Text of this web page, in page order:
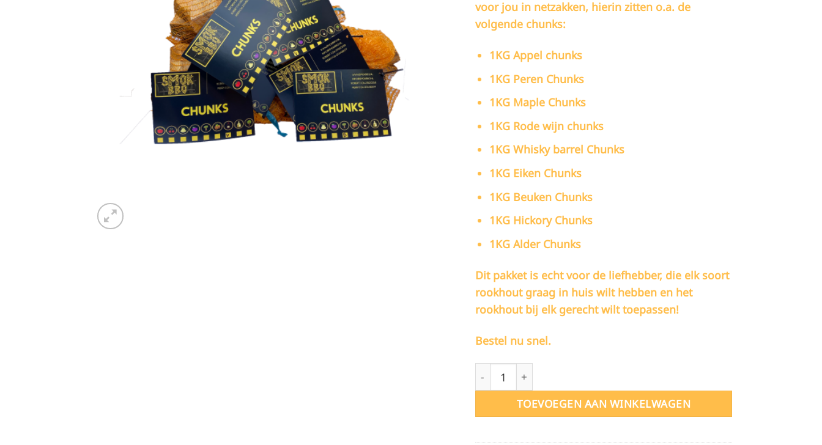
€ 60,00.€ 52,00.
voor jou in netzakken, hierin zitten o.a. de
volgende chunks:
1KG Appel chunks
1KG Peren Chunks
1KG Maple Chunks
1KG Rode wijn chunks
1KG Whisky barrel Chunks
1KG Eiken Chunks
1KG Beuken Chunks
1KG Hickory Chunks
1KG Alder Chunks
Dit pakket is echt voor de liefhebber, die elk soort
rookhout graag in huis wilt hebben en het
rookhout bij elk gerecht wilt toepassen!
Bestel nu snel.
TOEVOEGEN AAN WINKELWAGEN